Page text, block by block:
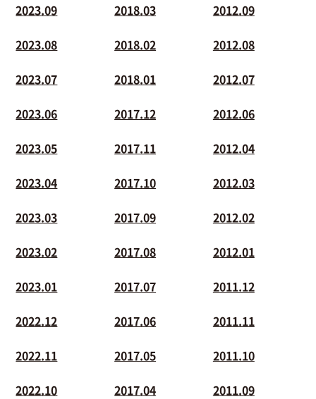
2023.09
2023.08
2023.07
2023.06
2023.05
2023.04
2023.03
2023.02
2023.01
2022.12
2022.11
2022.10
2018.03
2018.02
2018.01
2017.12
2017.11
2017.10
2017.09
2017.08
2017.07
2017.06
2017.05
2017.04
2012.09
2012.08
2012.07
2012.06
2012.04
2012.03
2012.02
2012.01
2011.12
2011.11
2011.10
2011.09